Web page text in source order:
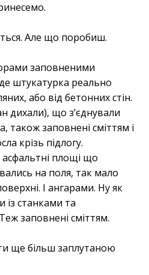
Але що поробиш.
заповненими
штукатурка реально
або від бетонних стін.
дихали), що з’єднували
також заповнені сміттям і
крізь підлогу.
площі що
на поля, так мало
І ангарами. Ну як
із станками та
заповнені сміттям.
ще більш заплутаною